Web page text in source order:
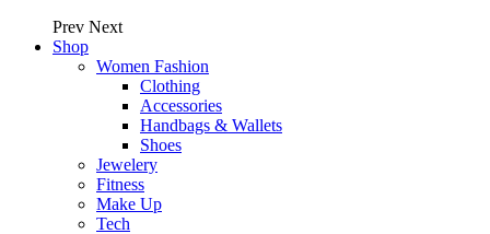
Prev Next
Shop
Women Fashion
Clothing
Accessories
Handbags & Wallets
Shoes
Jewelery
Fitness
Make Up
Tech